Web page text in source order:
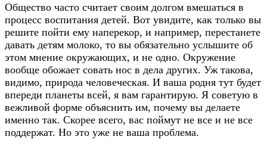
Общество часто считает своим долгом вмешаться в
процесс воспитания детей. Вот увидите, как только вы
решите пойти ему наперекор, и например, перестанете
давать детям молоко, то вы обязательно услышите об
этом мнение окружающих, и не одно. Окружение
вообще обожает совать нос в дела других. Уж такова,
видимо, природа человеческая. И ваша родня тут будет
впереди планеты всей, я вам гарантирую. Я советую в
вежливой форме объяснить им, почему вы делаете
именно так. Скорее всего, вас поймут не все и не все
поддержат. Но это уже не ваша проблема.